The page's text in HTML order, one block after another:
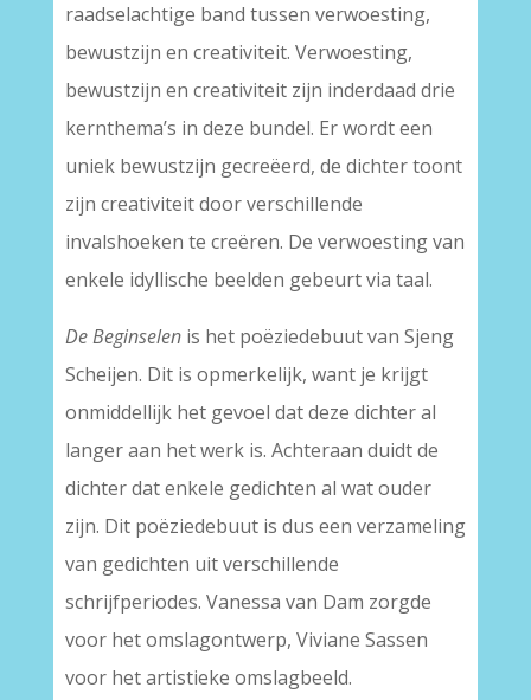
raadselachtige band tussen verwoesting,
bewustzijn en creativiteit. Verwoesting,
bewustzijn en creativiteit zijn inderdaad drie
kernthema’s in deze bundel. Er wordt een
uniek bewustzijn gecreëerd, de dichter toont
zijn creativiteit door verschillende
invalshoeken te creëren. De verwoesting van
enkele idyllische beelden gebeurt via taal.
De Beginselenis het poëziedebuut van Sjeng
Scheijen. Dit is opmerkelijk, want je krijgt
onmiddellijk het gevoel dat deze dichter al
langer aan het werk is. Achteraan duidt de
dichter dat enkele gedichten al wat ouder
zijn. Dit poëziedebuut is dus een verzameling
van gedichten uit verschillende
schrijfperiodes. Vanessa van Dam zorgde
voor het omslagontwerp, Viviane Sassen
voor het artistieke omslagbeeld.